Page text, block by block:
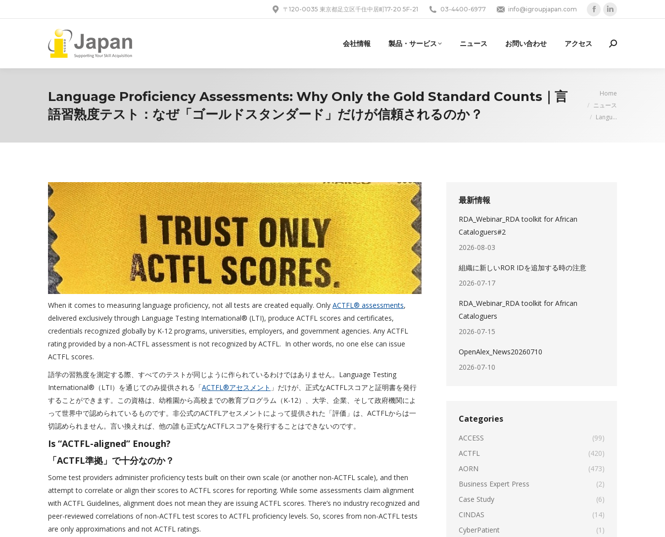
〒120-0035 東京都足立区千住中居町17-20 5F-21 03-4400-6977 info@igroupjapan.com
opensopens
会社情報 製品・サービス ニュース お問い合わせ アクセス Search:
Language Proficiency Assessments: Why Only the Gold Standard Counts｜言
語習熟度テスト：なぜ「ゴールドスタンダード」だけが信頼されるのか？
You are here:
Home
ニュース
Langu…
When it comes to measuring language proficiency, not all tests are created equally. Only ACTFL® assessments,
delivered exclusively through Language Testing International® (LTI), produce ACTFL scores and certificates,
credentials recognized globally by K-12 programs, universities, employers, and government agencies. Any ACTFL
rating provided by a non-ACTFL assessment is not recognized by ACTFL. In other words, no one else can issue
ACTFL scores.
語学の習熟度を測定する際、すべてのテストが同じように作られているわけではありません。Language Testing
International®（LTI）を通じてのみ提供される「ACTFL®アセスメント 」だけが、正式なACTFLスコアと証明書を発行
することができます。この資格は、幼稚園から高校までの教育プログラム（K-12）、大学、企業、そして政府機関によ
って世界中で認められているものです。非公式のACTFLアセスメントによって提供された「評価」は、ACTFLからは一
切認められません。言い換えれば、他の誰も正式なACTFLスコアを発行することはできないのです。
Is “ACTFL-aligned” Enough?
「ACTFL準拠」で十分なのか？
Some test providers administer proficiency tests built on their own scale (or another non-ACTFL scale), and then
attempt to correlate or align their scores to ACTFL scores for reporting. While some assessments claim alignment
with ACTFL Guidelines, alignment does not mean they are issuing ACTFL scores. There’s no industry recognized and
peer-reviewed correlations of non-ACTFL test scores to ACTFL proficiency levels. So, scores from non-ACTFL tests
are only approximations and not ACTFL ratings.
最新情報
RDA_Webinar_RDA toolkit for African
Cataloguers#2
2026-08-03
組織に新しいROR IDを追加する時の注意
2026-07-17
RDA_Webinar_RDA toolkit for African
Cataloguers
2026-07-15
OpenAlex_News20260710
2026-07-10
Categories
ACCESS
(99)
ACTFL
(420)
AORN
(473)
Business Expert Press
(2)
Case Study
(6)
CINDAS
(14)
CyberPatient
(1)